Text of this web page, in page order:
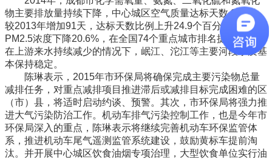
物主要排放量持续下降，中心城区空气质量达标天数 223天，
较2013年增加91天，达标天数比例上升24.9个百分点，
PM2.5浓度下降20.6%，在全国74个重点城市排名提升4位；
在上游来水持续减少的情况下，岷江、沱江等主要河段水质基
本保持稳定。
陈琳表示，2015年市环保局将确保完成主要污染物总量
减排任务，对重点减排项目推进滞后或减排目标完成困难的区
（市）县，将适时启动约谈、预警。其次，市环保局将强力推
进大气污染防治工作。机动车排气污染控制工作，也是今年市
环保局深入的重点，陈琳表示将继续完善机动车环保监管体
系，推进机动车尾气遥测监管系统建设，鼓励黄标车提前淘
汰。并开展中心城区饮食油烟专项治理，大型饮食单位实行油